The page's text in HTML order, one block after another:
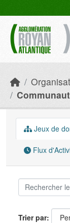
Jeux de
Flux
Trier par